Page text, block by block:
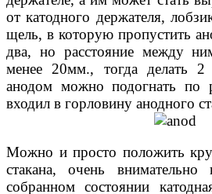
от катодного держателя,
щель, в которую пропустить
два, но расстояние между
менее 20мм., тогда делать
анодом можно подогнать по
входил в горловину анодного
Можно и просто положить
стакана, очень
собранном состоянии